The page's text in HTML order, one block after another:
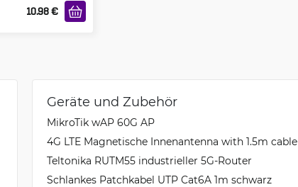
10.98 €
Geräte und Zubehör
MikroTik wAP 60G AP
4G LTE Magnetische Innenantenna with 1.5m cable
Teltonika RUTM55 industrieller 5G-Router
Schlankes Patchkabel UTP Cat6A 1m schwarz